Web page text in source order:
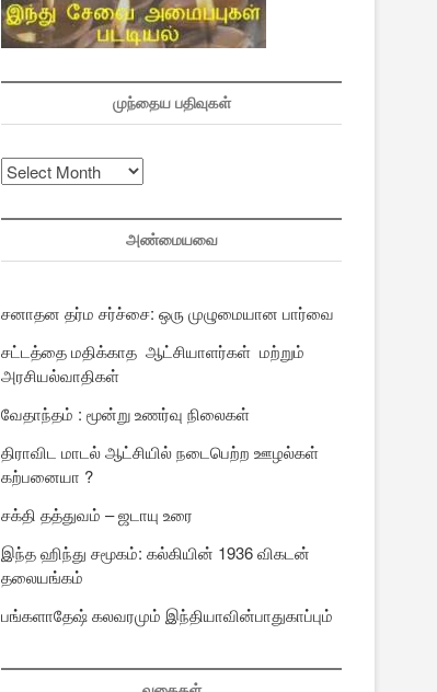
முந்தைய பதிவுகள்
முந்தைய
பதிவுகள்
அண்மையவை
சனாதன தர்ம சர்ச்சை: ஒரு முழுமையான பார்வை
சட்டத்தை மதிக்காத ஆட்சியாளர்கள் மற்றும்
அரசியல்வாதிகள்
வேதாந்தம் : மூன்று உணர்வு நிலைகள்
திராவிட மாடல் ஆட்சியில் நடைபெற்ற ஊழல்கள்
கற்பனையா ?
சக்தி தத்துவம் – ஜடாயு உரை
இந்த ஹிந்து சமூகம்: கல்கியின் 1936 விகடன்
தலையங்கம்
பங்களாதேஷ் கலவரமும் இந்தியாவின்பாதுகாப்பும்